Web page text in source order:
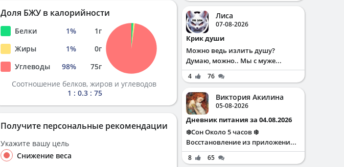
Доля БЖУ в калорийности
Белки 1% 1г
Жиры
1% 0г
Углеводы
98% 75г
Соотношение белков, жиров и углеводов
1 : 0.3 : 75
Получите персональные рекомендации
Укажите вашу цель
Снижение веса
Лиса
07-08-2026
Крик души
Можно ведь излить душу?
Думаю, можно.. Мы с муже...
4 76
Виктория Акилина
05-08-2026
Дневник питания за 04.08.2026
❄️Сон Около 5 часов ❄️
Восстановление из приложени...
8
65